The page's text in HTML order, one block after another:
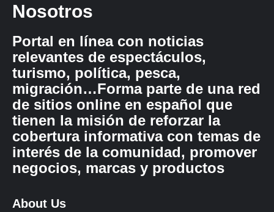
Nosotros
Portal en línea con noticias
relevantes de espectáculos,
turismo, política, pesca,
migración…Forma parte de una red
de sitios online en español que
tienen la misión de reforzar la
cobertura informativa con temas de
interés de la comunidad, promover
negocios, marcas y productos
About Us